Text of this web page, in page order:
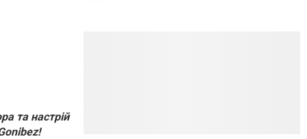
та настрій